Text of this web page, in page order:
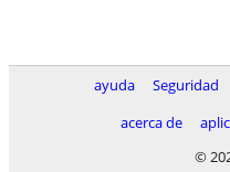
ayuda Seguridad
acerca de
©